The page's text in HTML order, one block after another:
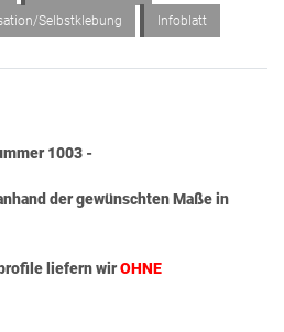
Selbstklebung Infoblatt
1003 -
der gewünschten Maße in
liefern wirOHNE